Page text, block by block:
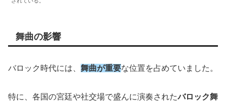
舞曲の影響
バロック時代には、 舞曲が重要な位置を占めていました。
特に、各国の宮廷や社交場で盛んに演奏されたバロック舞